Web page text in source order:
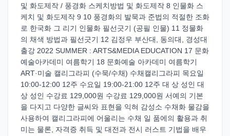
및 화도제작 / 풍경화 스케치방법 및 화도제작 8 인물화 스
케치 및 화도제작 9 10 풍경화의 발묵과 준법의 적절한 조화
로 한국화 그 리기 인물화 필선긋기 (공필 인물) 11 정물화
의 채색 방법과 필선긋기 12 김정우 부산대, 동의대, 경성대
출강 2022 SUMMER : ARTS&MEDIA EDUCATION 17 문화
예술아카데미 여름학기 18 문화예술 아카데미 여름학기
ART·미술 캘리그라피 (수묵/수채) 수채캘리그라피 목요일
10:00-12:00 12주 수요일 19:00-21:00 12주 대 상 성인 대
상 성인 수강료 129,000원 수강료 129,000원 서예의 기본
을 다지고 다양한 글씨와 표현을 익혀 감성소 수채화 물감을
사용하여 캘리그라피에 어울리는 수채 일 품에의 활용과 취
미는 물론, 자격증 취득 및 대전과 전시 러스트 기법을 배우